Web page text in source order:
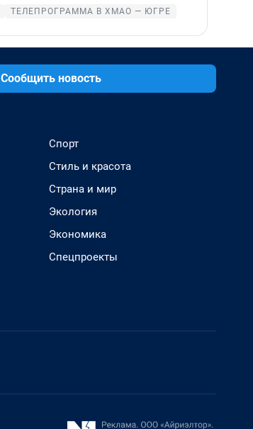
ТЕЛЕПРОГРАММА В ХМАО — ЮГРЕ
Сообщить новость
Спорт
Стиль и красота
Страна и мир
Экология
Экономика
Спецпроекты